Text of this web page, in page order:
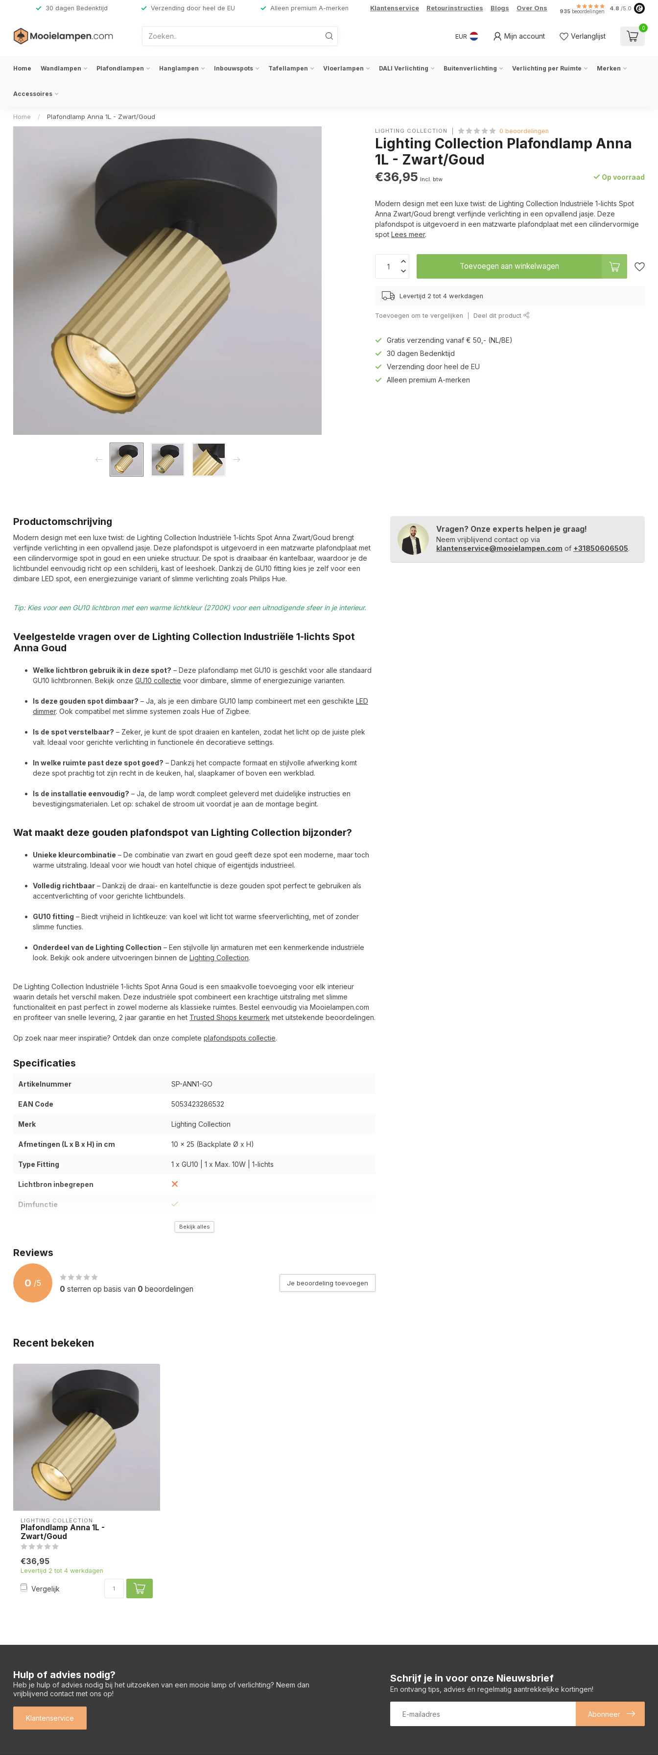
30 dagen Bedenktijd Verzending door heel de EU Alleen premium A-merken Klantenservice Retourinstructies Blogs Over Ons 935 beoordelingen 4.8 /5.0
EUR Mijn account Verlanglijst
0
Home Wandlampen Plafondlampen Hanglampen Inbouwspots Tafellampen Vloerlampen DALI Verlichting Buitenverlichting Verlichting per Ruimte Merken
Accessoires
Home / Plafondlamp Anna 1L - Zwart/Goud
LIGHTING COLLECTION 0 beoordelingen
Lighting Collection Plafondlamp Anna
1L - Zwart/Goud
€36,95 Incl. btw Op voorraad
Modern design met een luxe twist: de Lighting Collection Industriële 1-lichts Spot
Anna Zwart/Goud brengt verfijnde verlichting in een opvallend jasje. Deze
plafondspot is uitgevoerd in een matzwarte plafondplaat met een cilindervormige
spotLees meer.
Toevoegen aan winkelwagen
Levertijd 2 tot 4 werkdagen
Toevoegen om te vergelijken Deel dit product
Gratis verzending vanaf € 50,- (NL/BE)
30 dagen Bedenktijd
Verzending door heel de EU
Alleen premium A-merken
Productomschrijving
Modern design met een luxe twist: de Lighting Collection Industriële 1-lichts Spot Anna Zwart/Goud brengt
verfijnde verlichting in een opvallend jasje. Deze plafondspot is uitgevoerd in een matzwarte plafondplaat met
een cilindervormige spot in goud en een unieke structuur. De spot is draaibaar én kantelbaar, waardoor je de
lichtbundel eenvoudig richt op een schilderij, kast of leeshoek. Dankzij de GU10 fitting kies je zelf voor een
dimbare LED spot, een energiezuinige variant of slimme verlichting zoals Philips Hue.
Tip: Kies voor een GU10 lichtbron met een warme lichtkleur (2700K) voor een uitnodigende sfeer in je interieur.
Veelgestelde vragen over de Lighting Collection Industriële 1-lichts Spot
Anna Goud
Welke lichtbron gebruik ik in deze spot? – Deze plafondlamp met GU10 is geschikt voor alle standaard
GU10 lichtbronnen. Bekijk onze GU10 collectie voor dimbare, slimme of energiezuinige varianten.
Is deze gouden spot dimbaar? – Ja, als je een dimbare GU10 lamp combineert met een geschikte LED
dimmer. Ook compatibel met slimme systemen zoals Hue of Zigbee.
Is de spot verstelbaar? – Zeker, je kunt de spot draaien en kantelen, zodat het licht op de juiste plek
valt. Ideaal voor gerichte verlichting in functionele én decoratieve settings.
In welke ruimte past deze spot goed? – Dankzij het compacte formaat en stijlvolle afwerking komt
deze spot prachtig tot zijn recht in de keuken, hal, slaapkamer of boven een werkblad.
Is de installatie eenvoudig? – Ja, de lamp wordt compleet geleverd met duidelijke instructies en
bevestigingsmaterialen. Let op: schakel de stroom uit voordat je aan de montage begint.
Wat maakt deze gouden plafondspot van Lighting Collection bijzonder?
Unieke kleurcombinatie – De combinatie van zwart en goud geeft deze spot een moderne, maar toch
warme uitstraling. Ideaal voor wie houdt van hotel chique of eigentijds industrieel.
Volledig richtbaar – Dankzij de draai- en kantelfunctie is deze gouden spot perfect te gebruiken als
accentverlichting of voor gerichte lichtbundels.
GU10 fitting – Biedt vrijheid in lichtkeuze: van koel wit licht tot warme sfeerverlichting, met of zonder
slimme functies.
Onderdeel van de Lighting Collection – Een stijlvolle lijn armaturen met een kenmerkende industriële
look. Bekijk ook andere uitvoeringen binnen de Lighting Collection.
De Lighting Collection Industriële 1-lichts Spot Anna Goud is een smaakvolle toevoeging voor elk interieur
waarin details het verschil maken. Deze industriële spot combineert een krachtige uitstraling met slimme
functionaliteit en past perfect in zowel moderne als klassieke ruimtes. Bestel eenvoudig via Mooielampen.com
en profiteer van snelle levering, 2 jaar garantie en het Trusted Shops keurmerk met uitstekende beoordelingen.
Op zoek naar meer inspiratie? Ontdek dan onze complete plafondspots collectie.
Specificaties
Artikelnummer SP-ANN1-GO
EAN Code 5053423286532
Merk Lighting Collection
Afmetingen (L x B x H) in cm 10 x 25 (Backplate Ø x H)
Type Fitting 1 x GU10 | 1 x Max. 10W | 1-lichts
Lichtbron inbegrepen
Dimfunctie
Metaal
Wattage / Lichtopbrengt (Lumen)
Kleurtemperatuur (Kelvin) Afhankelijk van de Lichtbron keuze
Past over Centraaldoos
Spot(s) Draaibaar
IP-Waarde
Energieklasse
Garantietermijn
Bekijk alles
Reviews
0 /5
0 sterren op basis van 0 beoordelingen
Je beoordeling toevoegen
Vragen? Onze experts helpen je graag!
Neem vrijblijvend contact op via
klantenservice@mooielampen.com of +31850606505.
Recent bekeken
LIGHTING COLLECTION
Plafondlamp Anna 1L -
Zwart/Goud
€36,95
Levertijd 2 tot 4 werkdagen
Vergelijk
Hulp of advies nodig?
Heb je hulp of advies nodig bij het uitzoeken van een mooie lamp of verlichting? Neem dan
vrijblijvend contact met ons op!
Klantenservice
Schrijf je in voor onze Nieuwsbrief
En ontvang tips, advies én regelmatig aantrekkelijke kortingen!
Abonneer